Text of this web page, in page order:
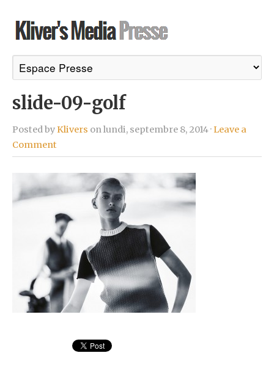
slide-09-golf
Posted byKlivers on lundi, septembre 8, 2014 ·Leave a
Comment